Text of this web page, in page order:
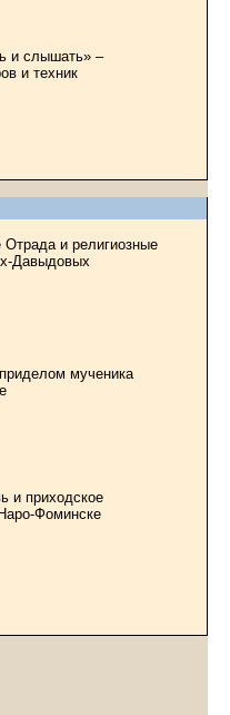
и слышать» –
и техник
Отрада и религиозные
Давыдовых
мученика
и приходское
Фоминске